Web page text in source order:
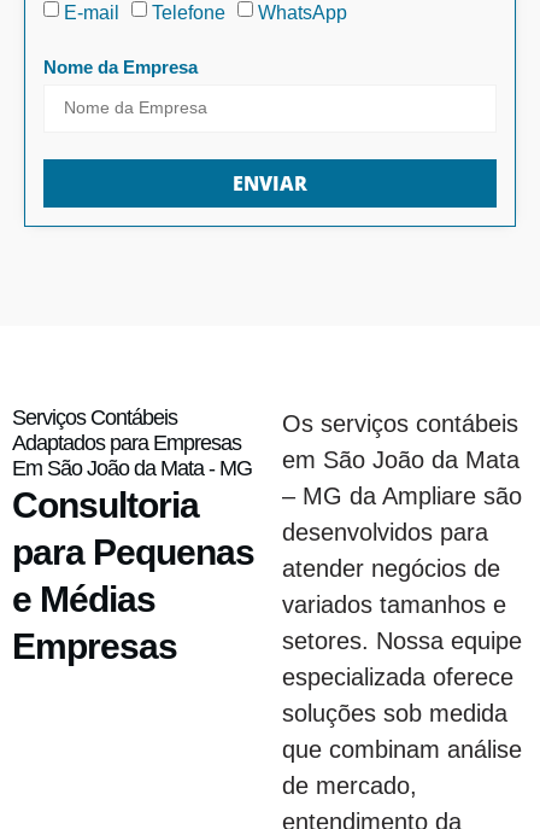
E-mail
Telefone WhatsApp
Nome da Empresa
ENVIAR
Serviços Contábeis
Adaptados para Empresas
Em São João da Mata - MG
Consultoria
para Pequenas
e Médias
Empresas
Os serviços contábeis
em São João da Mata
– MG da Ampliare são
desenvolvidos para
atender negócios de
variados tamanhos e
setores. Nossa equipe
especializada oferece
soluções sob medida
que combinam análise
de mercado,
entendimento da